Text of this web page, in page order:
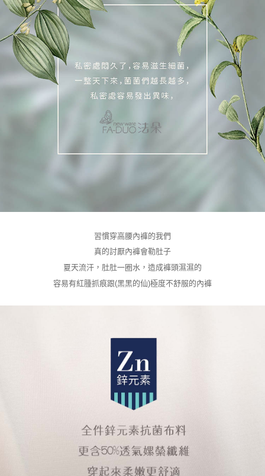
習慣穿高腰內褲的我們
真的討厭內褲會勒肚子
夏天流汗，肚肚一圈水，造成褲頭濕濕的
容易有紅腫抓痕跟(黑黑的仙)極度不舒服的內褲